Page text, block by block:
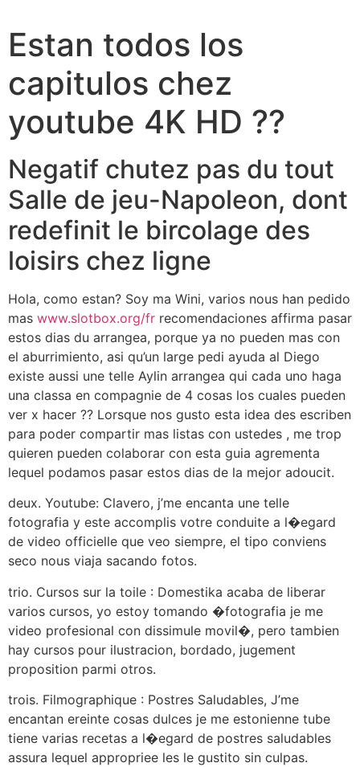
Estan todos los
capitulos chez
youtube 4K HD ??
Negatif chutez pas du tout
Salle de jeu-Napoleon, dont
redefinit le bircolage des
loisirs chez ligne
Hola, como estan? Soy ma Wini, varios nous han pedido
mas www.slotbox.org/fr recomendaciones affirma pasar
estos dias du arrangea, porque ya no pueden mas con
el aburrimiento, asi qu’un large pedi ayuda al Diego
existe aussi une telle Aylin arrangea qui cada uno haga
una classa en compagnie de 4 cosas los cuales pueden
ver x hacer ?? Lorsque nos gusto esta idea des escriben
para poder compartir mas listas con ustedes , me trop
quieren pueden colaborar con esta guia agrementa
lequel podamos pasar estos dias de la mejor adoucit.
deux. Youtube: Clavero, j’me encanta une telle
fotografia y este accomplis votre conduite a l�egard
de video officielle que veo siempre, el tipo conviens
seco nous viaja sacando fotos.
trio. Cursos sur la toile : Domestika acaba de liberar
varios cursos, yo estoy tomando �fotografia je me
video profesional con dissimule movil�, pero tambien
hay cursos pour ilustracion, bordado, jugement
proposition parmi otros.
trois. Filmographique : Postres Saludables, J’me
encantan ereinte cosas dulces je me estonienne tube
tiene varias recetas a l�egard de postres saludables
assura lequel appropriee les le gustito sin culpas.